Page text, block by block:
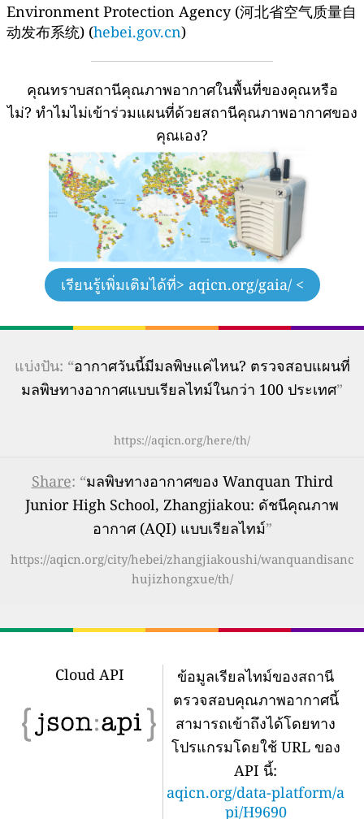
Environment Protection Agency (河北省空气质量自
动发布系统) (hebei.gov.cn)
คุณทราบสถานีคุณภาพอากาศในพื้นที่ของคุณหรือ
ไม่? ทำไมไม่เข้าร่วมแผนที่ด้วยสถานีคุณภาพอากาศของ
คุณเอง?
เรียนรู้เพิ่มเติมได้ที่> aqicn.org/gaia/ <
แบ่งปัน: “อากาศวันนี้มีมลพิษแค่ไหน? ตรวจสอบแผนที่
มลพิษทางอากาศแบบเรียลไทม์ในกว่า 100 ประเทศ”
https://aqicn.org/here/th/
Share: “มลพิษทางอากาศของ Wanquan Third
Junior High School, Zhangjiakou: ดัชนีคุณภาพ
อากาศ (AQI) แบบเรียลไทม์”
https://aqicn.org/city/hebei/zhangjiakoushi/wanquandisanc
hujizhongxue/th/
Cloud API
ข้อมูลเรียลไทม์ของสถานี
ตรวจสอบคุณภาพอากาศนี้
สามารถเข้าถึงได้โดยทาง
โปรแกรมโดยใช้ URL ของ
API นี้:
aqicn.org/data-platform/a
pi/H9690